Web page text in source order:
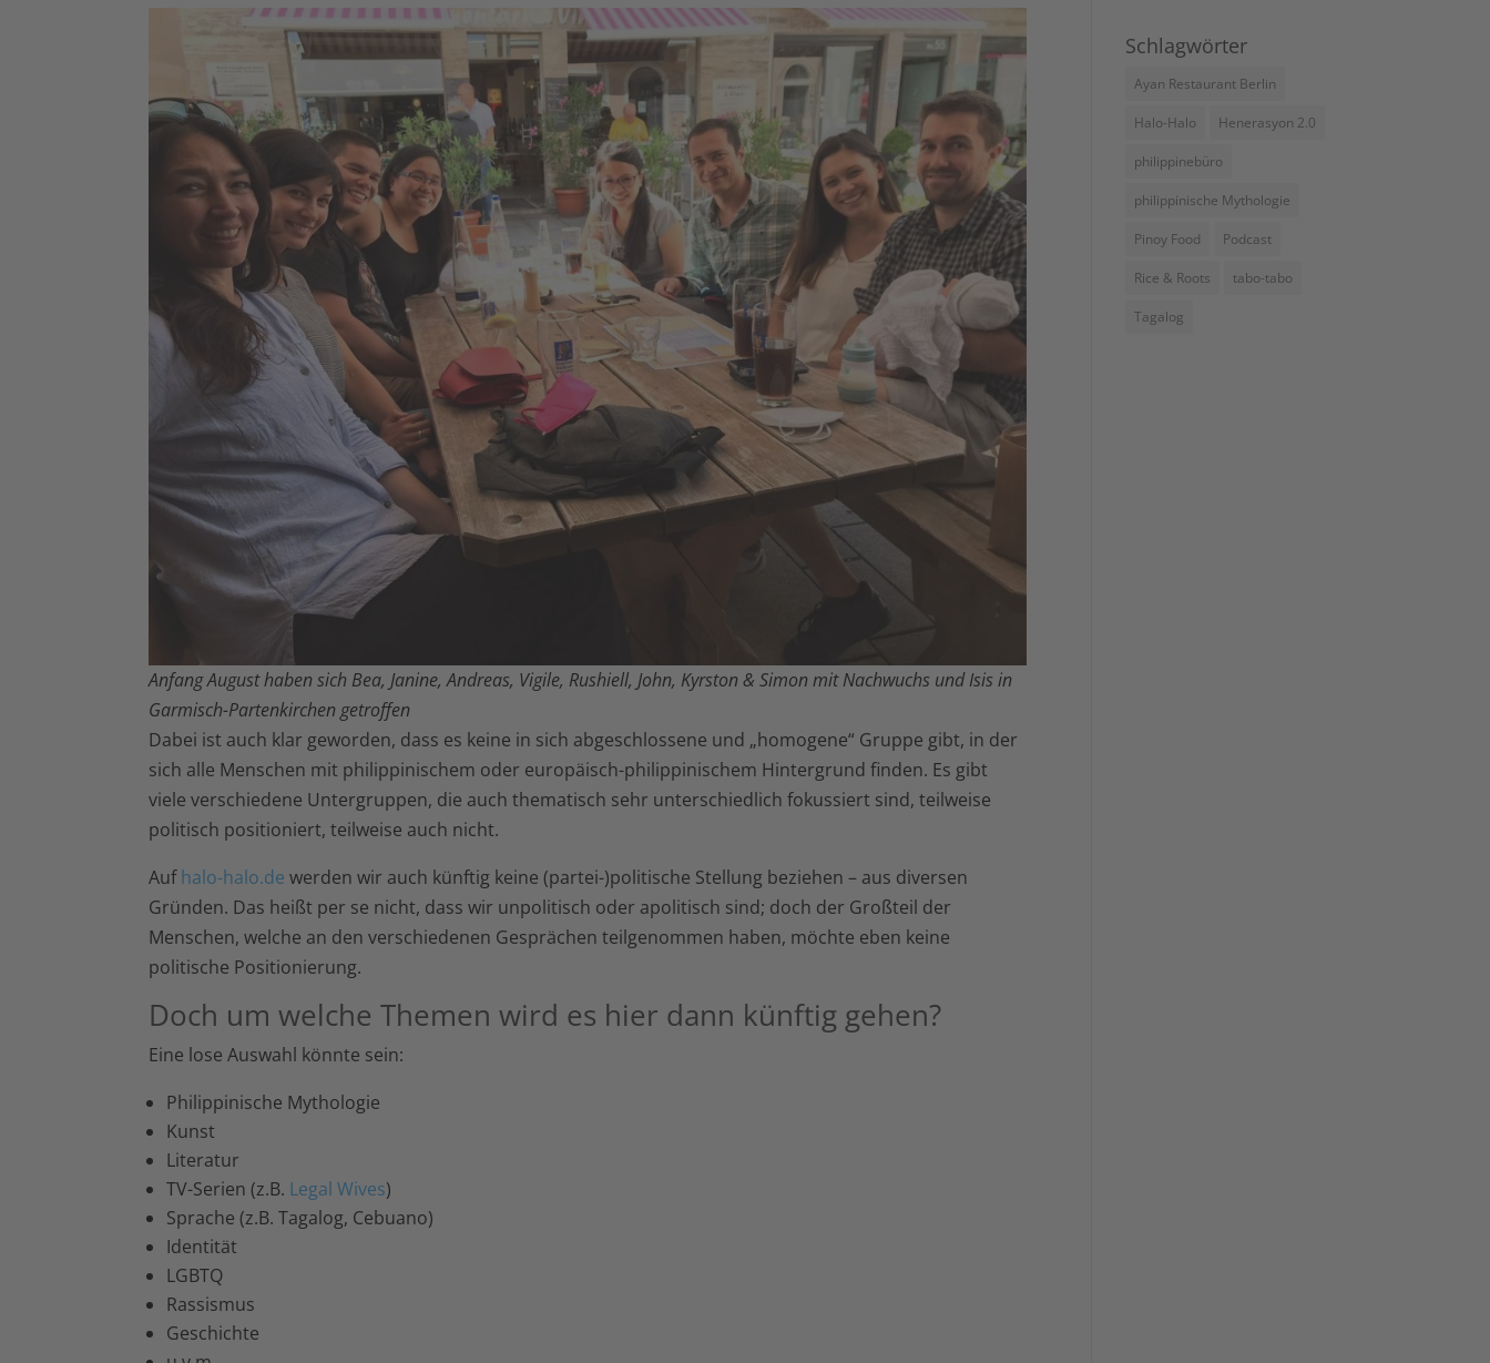
Anfang August haben sich Bea, Janine, Andreas, Vigile, Rushiell, John, Kyrston & Simon mit Nachwuchs und Isis in
Garmisch-Partenkirchen getroffen
Dabei ist auch klar geworden, dass es keine in sich abgeschlossene und „homogene“ Gruppe gibt, in der
sich alle Menschen mit philippinischem oder europäisch-philippinischem Hintergrund finden. Es gibt
viele verschiedene Untergruppen, die auch thematisch sehr unterschiedlich fokussiert sind, teilweise
politisch positioniert, teilweise auch nicht.
Aufhalo-halo.de werden wir auch künftig keine (partei-)politische Stellung beziehen – aus diversen
Gründen. Das heißt per se nicht, dass wir unpolitisch oder apolitisch sind; doch der Großteil der
Menschen, welche an den verschiedenen Gesprächen teilgenommen haben, möchte eben keine
politische Positionierung.
Doch um welche Themen wird es hier dann künftig gehen?
Eine lose Auswahl könnte sein:
Philippinische Mythologie
Kunst
Literatur
TV-Serien (z.B. Legal Wives)
Sprache (z.B. Tagalog, Cebuano)
Identität
LGBTQ
Rassismus
Geschichte
Schlagwörter
Ayan Restaurant Berlin
Halo-Halo Henerasyon 2.0
philippinebüro
philippinische Mythologie
Pinoy Food Podcast
Rice & Roots tabo-tabo
Tagalog